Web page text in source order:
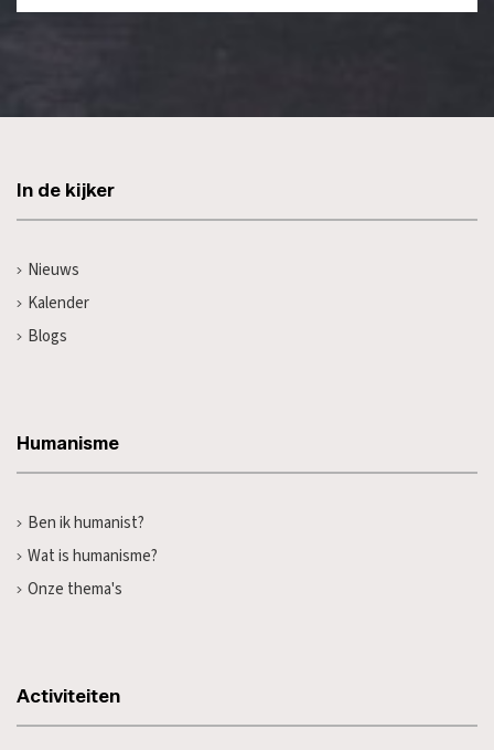
In de kijker
Nieuws
Kalender
Blogs
Humanisme
Ben ik humanist?
Wat is humanisme?
Onze thema's
Activiteiten